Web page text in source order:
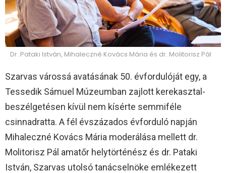
Dr. Pataki István, Mihaleczné Kovács Mária és dr. Molitorisz Pál
Szarvas várossá avatásának 50. évfordulóját egy, a
Tessedik Sámuel Múzeumban zajlott kerekasztal-
beszélgetésen kívül nem kísérte semmiféle
csinnadratta. A fél évszázados évforduló napján
Mihaleczné Kovács Mária moderálása mellett dr.
Molitorisz Pál amatőr helytörténész és dr. Pataki
István, Szarvas utolsó tanácselnöke emlékezett